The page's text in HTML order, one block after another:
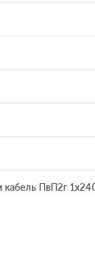
кабель ПвП2г